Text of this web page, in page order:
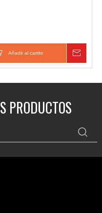
Añadir al carrito
PRODUCTOS